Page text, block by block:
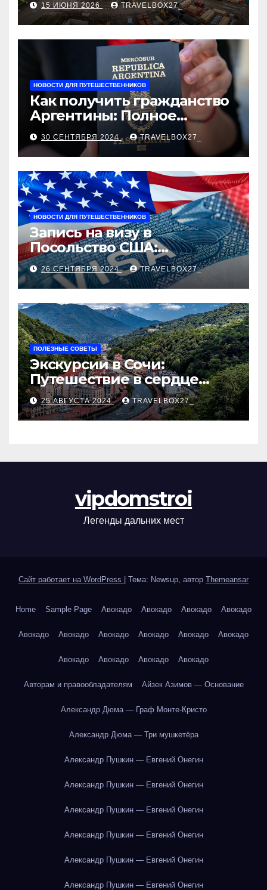
застройщика, сценарии
оформления сделки и
рыночные ориентиры
15 ИЮНЯ 2026 TRAVELBOX27_
НОВОСТИ ДЛЯ ПУТЕШЕСТВЕННИКОВ
Как получить гражданство
Аргентины: Полное
руководство
30 СЕНТЯБРЯ 2024 TRAVELBOX27_
НОВОСТИ ДЛЯ ПУТЕШЕСТВЕННИКОВ
Запись на визу в
Посольство США:
Пошаговое руководство
26 СЕНТЯБРЯ 2024 TRAVELBOX27_
ПОЛЕЗНЫЕ СОВЕТЫ
Экскурсии в Сочи:
Путешествие в сердце
Черноморского курорта
25 АВГУСТА 2024 TRAVELBOX27_
vipdomstroi
Легенды дальних мест
Сайт работает на WordPress Тема: Newsup, автор Themeansar
Home Sample Page Авокадо Авокадо Авокадо Авокадо
Авокадо Авокадо Авокадо Авокадо Авокадо Авокадо
Авокадо Авокадо Авокадо Авокадо
Авторам и правообладателям Айзек Азимов — Основание
Александр Дюма — Граф Монте-Кристо
Александр Дюма — Три мушкетёра
Александр Пушкин — Евгений Онегин
Александр Пушкин — Евгений Онегин
Александр Пушкин — Евгений Онегин
Александр Пушкин — Евгений Онегин
Александр Пушкин — Евгений Онегин
Александр Пушкин — Евгений Онегин